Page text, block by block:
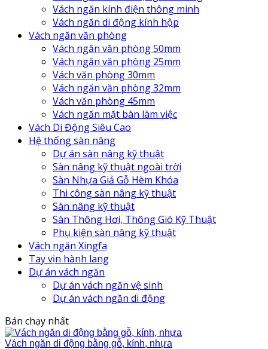
Vách ngăn kính điện thông minh
Vách ngăn di động kính hộp
Vách ngăn văn phòng
Vách ngăn văn phòng 50mm
Vách ngăn văn phòng 25mm
Vách văn phòng 30mm
Vách ngăn văn phòng 32mm
Vách văn phòng 45mm
Vách ngăn mặt bàn làm việc
Vách Di Động Siêu Cao
Hệ thống sàn nâng
Dự án sàn nâng kỹ thuật
Sàn nâng kỹ thuật ngoài trời
Sàn Nhựa Giả Gỗ Hèm Khóa
Thi công sàn nâng kỹ thuật
Sàn nâng kỹ thuật
Sàn Thông Hơi, Thông Gió Kỹ Thuật
Phụ kiện sàn nâng kỹ thuật
Vách ngăn Xingfa
Tay vịn hành lang
Dự án vách ngăn
Dự án vách ngăn vệ sinh
Dự án vách ngăn di động
Bán chạy nhất
Vách ngăn di động bằng gỗ, kính, nhựa